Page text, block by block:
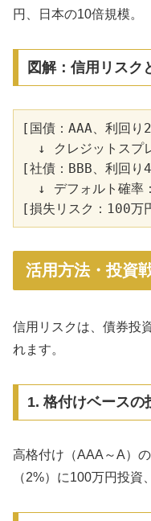
円、日本の10倍規模。
図解：信用リスク
[国債：AAA、利回り
↓ クレジットスプ
[社債：BBB、利回り
↓ デフォルト確率
活用方法・投資
信用リスクは、債券投
れます。
1. 格付けベースの
高格付け（AAA～A）
（2%）に100万円投資